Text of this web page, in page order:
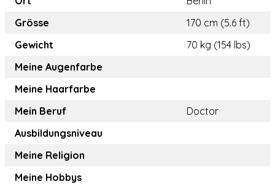
Grösse
170 cm (5.6 ft)
Gewicht
70 kg (154 lbs)
Meine Augenfarbe
Meine Haarfarbe
Mein Beruf
Doctor
Ausbildungsniveau
Meine Religion
Meine Hobbys